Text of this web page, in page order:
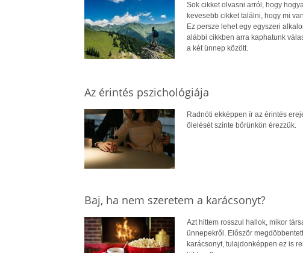
Sok cikket olvasni arról, hogy
kevesebb cikket találni, hogy mi
Ez persze lehet egy egyszeri
alábbi cikkben arra kaphatunk
a két ünnep között.
Az érintés pszichológiája
Radnóti ekképpen ír az érintés
ölelését szinte bőrünkön érezzük.
Baj, ha nem szeretem a karácsonyt?
Azt hittem rosszul hallok, mikor
ünnepekről. Először
karácsonyt, tulajdonképpen ez is